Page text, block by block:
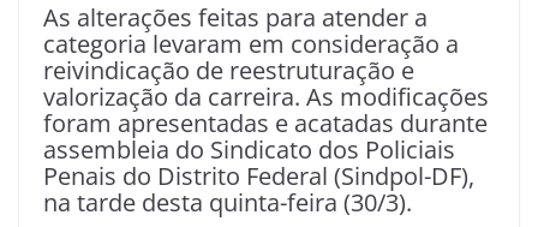
As alterações feitas para atender a
categoria levaram em consideração a
reivindicação de reestruturação e
valorização da carreira. As modificações
foram apresentadas e acatadas durante
assembleia do Sindicato dos Policiais
Penais do Distrito Federal (Sindpol-DF),
na tarde desta quinta-feira (30/3).